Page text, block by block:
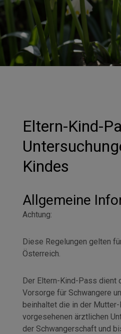
Eltern-Kind-
Kindes
Allgemeine
Achtung:
Diese Regelungen gelten
Österreich.
Der Eltern-Kind-Pass dient
Vorsorge für Schwangere
beinhaltet die in der
vorgesehenen ärztlichen
der Schwangerschaft und